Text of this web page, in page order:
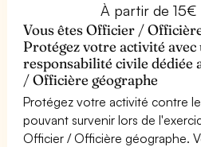
À partir de 15€
Vous êtes Officier /
Protégez votre activité avec
responsabilité civile dédiée
/ Officière géographe
Protégez votre activité contre
pouvant survenir lors de
Officier / Officière géographe.